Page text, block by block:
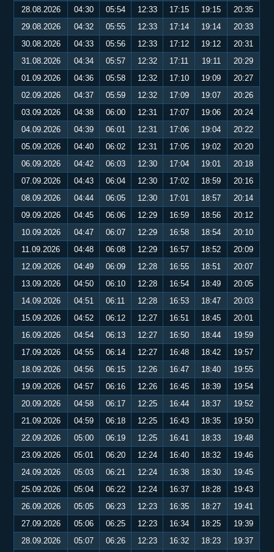
28.08.2026
04:30 05:54 12:33 17:15 19:15
20:35
29.08.2026
04:32 05:55 12:33 17:14 19:14
20:33
30.08.2026
04:33 05:56 12:33 17:12 19:12
20:31
31.08.2026
04:34 05:57 12:32 17:11 19:11
20:29
01.09.2026
04:36 05:58 12:32 17:10 19:09
20:27
02.09.2026
04:37 05:59 12:32 17:09 19:07
20:26
03.09.2026
04:38 06:00 12:31 17:07 19:06
20:24
04.09.2026
04:39 06:01 12:31 17:06 19:04
20:22
05.09.2026
04:40 06:02 12:31 17:05 19:02
20:20
06.09.2026
04:42 06:03 12:30 17:04 19:01
20:18
07.09.2026
04:43 06:04 12:30 17:02 18:59
20:16
08.09.2026
04:44 06:05 12:30 17:01 18:57
20:14
09.09.2026
04:45 06:06 12:29 16:59 18:56
20:12
10.09.2026
04:47 06:07 12:29 16:58 18:54
20:10
11.09.2026
04:48 06:08 12:29 16:57 18:52
20:09
12.09.2026
04:49 06:09 12:28 16:55 18:51
20:07
13.09.2026
04:50 06:10 12:28 16:54 18:49
20:05
14.09.2026
04:51 06:11 12:28 16:53 18:47
20:03
15.09.2026
04:52 06:12 12:27 16:51 18:45
20:01
16.09.2026
04:54 06:13 12:27 16:50 18:44
19:59
17.09.2026
04:55 06:14 12:27 16:48 18:42
19:57
18.09.2026
04:56 06:15 12:26 16:47 18:40
19:55
19.09.2026
04:57 06:16 12:26 16:45 18:39
19:54
20.09.2026
04:58 06:17 12:25 16:44 18:37
19:52
21.09.2026
04:59 06:18 12:25 16:43 18:35
19:50
22.09.2026
05:00 06:19 12:25 16:41 18:33
19:48
23.09.2026
05:01 06:20 12:24 16:40 18:32
19:46
24.09.2026
05:03 06:21 12:24 16:38 18:30
19:45
25.09.2026
05:04 06:22 12:24 16:37 18:28
19:43
26.09.2026
05:05 06:23 12:23 16:35 18:27
19:41
27.09.2026
05:06 06:25 12:23 16:34 18:25
19:39
28.09.2026
05:07 06:26 12:23 16:32 18:23
19:37